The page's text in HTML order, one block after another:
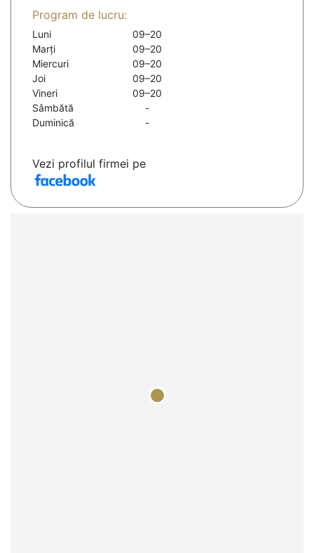
Program de lucru:
Luni
09–20
Marți
09–20
Miercuri
09–20
Joi
09–20
Vineri
09–20
Sâmbătă
-
Duminică
-
Vezi profilul firmei pe